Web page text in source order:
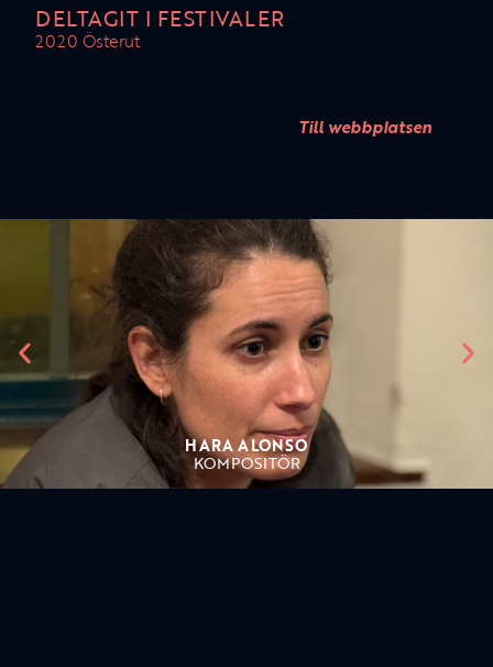
DELTAGIT I FESTIVALER
2020 Österut
Till webbplatsen
HARA ALONSO
KOMPOSITÖR